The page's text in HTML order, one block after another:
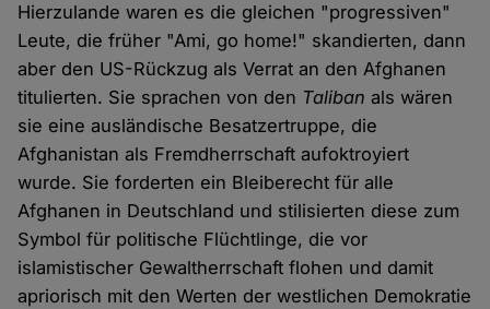
Hierzulande waren es die gleichen "progressiven"
Leute, die früher "Ami, go home!" skandierten, dann
aber den US-Rückzug als Verrat an den Afghanen
titulierten. Sie sprachen von den Taliban als wären
sie eine ausländische Besatzertruppe, die
Afghanistan als Fremdherrschaft aufoktroyiert
wurde. Sie forderten ein Bleiberecht für alle
Afghanen in Deutschland und stilisierten diese zum
Symbol für politische Flüchtlinge, die vor
islamistischer Gewaltherrschaft flohen und damit
apriorisch mit den Werten der westlichen Demokratie